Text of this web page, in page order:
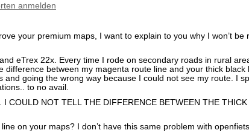
anmelden
your premium maps, I want to explain to you why I won’t
eTrex 22x. Every time I rode on secondary roads in rural
difference between my magenta route line and your thick
going the wrong way because I could not see my route. I
to no avail.
NOT TELL THE DIFFERENCE BETWEEN THE THICK
on your maps? I don’t have this same problem with